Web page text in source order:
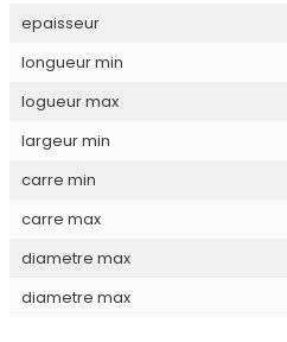
epaisseur
longueur min
logueur max
largeur min
carre min
carre max
diametre max
diametre max